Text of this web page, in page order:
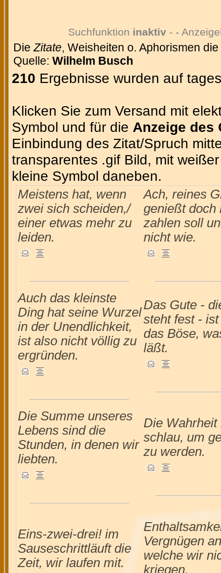
Suchfunktion inaktiv - -
DieZitate, Weisheiten o. Aphorismen
Quelle: Wilhelm Busch
210 Ergebnisse wurden auf
Klicken Sie zum Versand mit
Symbol und für die Anzeige des
Einbindung des Zitat/Spruch
transparentes .gif Bild, mit
kleine Symbol daneben.
Meistens hat, wenn
zwei sich scheiden,/
einer etwas mehr zu
leiden.
Ach, reines
genießt doch
zahlen soll
nicht wie.
Auch das kleinste
Ding hat seine Wurzel
in der Unendlichkeit,
ist also nicht völlig zu
ergründen.
Das Gute -
steht fest -
das Böse,
läßt.
Die Summe unseres
Lebens sind die
Stunden, in denen wir
liebten.
Die Wahrheit
schlau, um
zu werden.
Eins-zwei-drei! im
Sauseschrittläuft die
Zeit, wir laufen mit.
Vergnügen
welche wir
kriegen.